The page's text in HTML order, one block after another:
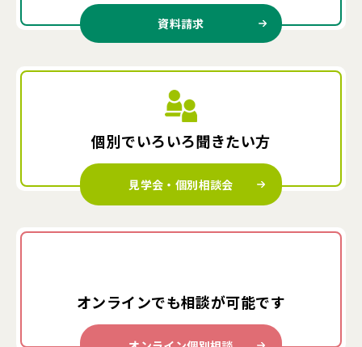
資料請求
個別でいろいろ聞きたい方
見学会・個別相談会
オンラインでも相談が可能です